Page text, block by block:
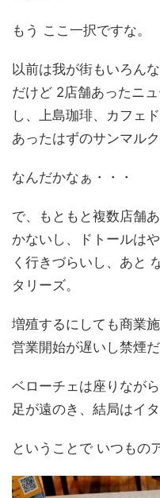
もう ここ一択ですな。
以前は我が街もいろん
だけど 2店舗あったニ
し、上島珈琲、カフェ
あったはずのサンマルク
なんだかなぁ・・・
で、もともと複数店舗
かないし、ドトールは
く行きづらいし、あと
タリーズ。
増殖するにしても商業
営業開始が遅いし禁煙だ
ベローチェは座りなが
足が遠のき、結局はイ
ということで いつもの